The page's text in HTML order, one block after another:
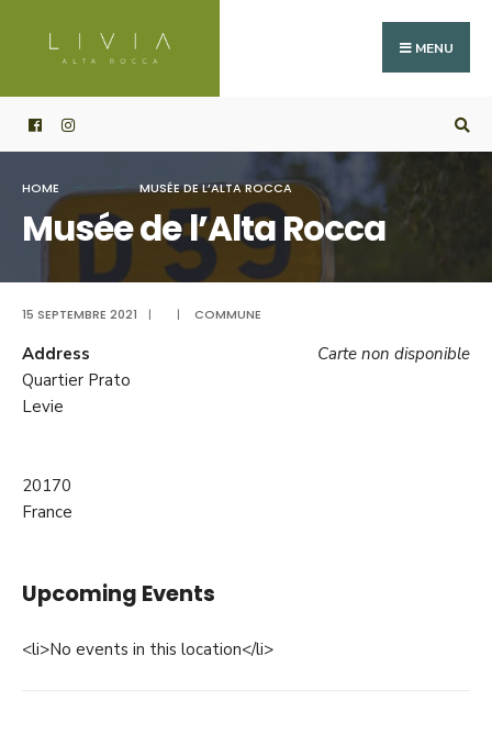
MENU
HOME MUSÉE DE L’ALTA ROCCA
Musée de l’Alta Rocca
15 SEPTEMBRE 2021 | | COMMUNE
Carte non disponible
Address
Quartier Prato
Levie
20170
France
Upcoming Events
<li>No events in this location</li>
for: